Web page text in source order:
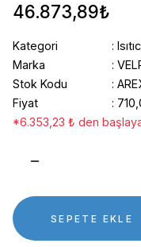
46.873,89₺
Kategori
Marka
Stok Kodu
Fiyat
*6.353,23 ₺ den
SEPETE EKLE